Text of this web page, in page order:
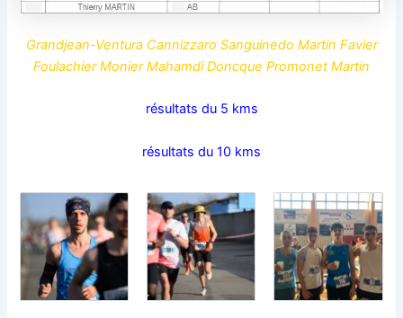
Grandjean-Ventura Cannizzaro Sanguinedo Martin Favier
Foulachier Monier Mahamdi Doncque Promonet Martin
résultats du 5 kms
résultats du 10 kms